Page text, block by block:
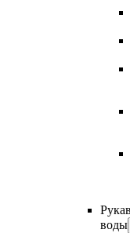
воды